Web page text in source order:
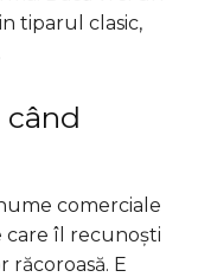
tiparul clasic,
când
comerciale
care îl recunoști
răcoroasă. E